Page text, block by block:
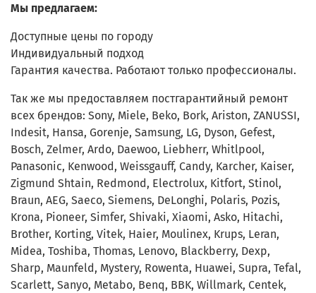
Мы предлагаем:
Доступные цены по городу
Индивидуальный подход
Гарантия качества. Работают только профессионалы.
Так же мы предоставляем постгарантийный ремонт
всех брендов: Sony, Miele, Beko, Bork, Ariston, ZANUSSI,
Indesit, Hansa, Gorenje, Samsung, LG, Dyson, Gefest,
Bosch, Zelmer, Ardo, Daewoo, Liebherr, Whitlpool,
Panasonic, Kenwood, Weissgauff, Candy, Karcher, Kaiser,
Zigmund Shtain, Redmond, Electrolux, Kitfort, Stinol,
Braun, AEG, Saeco, Siemens, DeLonghi, Polaris, Pozis,
Krona, Pioneer, Simfer, Shivaki, Xiaomi, Asko, Hitachi,
Brother, Korting, Vitek, Haier, Moulinex, Krups, Leran,
Midea, Toshiba, Thomas, Lenovo, Blackberry, Dexp,
Sharp, Maunfeld, Mystery, Rowenta, Huawei, Supra, Tefal,
Scarlett, Sanyo, Metabo, Benq, BBK, Willmark, Centek,